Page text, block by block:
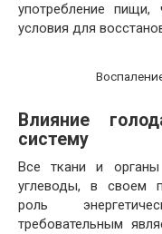
употребление пищи,
условия для
Влияние
систему
Все ткани и
углеводы, в своем
роль
требовательным